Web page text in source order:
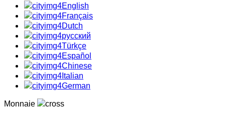
English
Français
Dutch
русский
Türkçe
Español
Chinese
Italian
German
Monnaie